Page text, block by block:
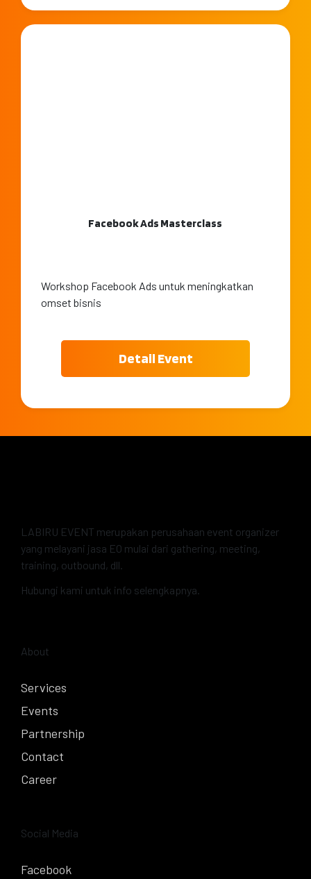
Facebook Ads Masterclass
Workshop Facebook Ads untuk meningkatkan
omset bisnis
Detail Event
LABIRU EVENT merupakan perusahaan event organizer
yang melayani jasa EO mulai dari gathering, meeting,
training, outbound, dll.
Hubungi kami untuk info selengkapnya.
About
Services
Events
Partnership
Contact
Career
Social Media
Facebook